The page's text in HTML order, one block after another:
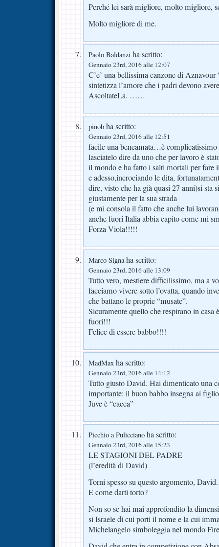
Perché lei sarà migliore, molto migliore,
Molto migliore di me.
Paolo Baldanzi ha scritto:
Gennaio 23rd, 2016 alle 12:07
C’e’ una bellissima canzone di
sintetizza l’amore che i padri devono
AscoltateLa. ……
pinob ha scritto:
Gennaio 23rd, 2016 alle 12:51
facile una beneamata…è complicatissimo
lasciatelo dire da uno che per lavoro è
il mondo e ha fatto i salti mortali per fare
e adesso,incrociando le dita,
dire, visto che ha già quasi 27 anni)si sta
giustamente per la sua strada
(e mi consola il fatto che anche lui
anche fuori Italia abbia capito come mi
Forza Viola!!!!!
Marco Signaha scritto:
Gennaio 23rd, 2016 alle 13:09
Tutto vero, mestiere difficilissimo, ma a
facciamo vivere sotto l’ovatta, quando
che battano le proprie “musate”.
Sicuramente quello che respirano in casa
fuori!!!
Felice di essere babbo!!!!
MadMax ha scritto:
Gennaio 23rd, 2016 alle 14:12
Tutto giusto David. Hai dimenticato una
importante: il buon babbo insegna ai
Juve è “cacca”
Picchio a Pulicciano ha scritto:
Gennaio 23rd, 2016 alle 15:23
LE STAGIONI DEL PADRE
(l’eredità di David)
Torni spesso su questo argomento,
E come darti torto?
Non so se hai mai approfondito la
si Israele di cui porti il nome e la cui
Michelangelo simboleggia nel mondo